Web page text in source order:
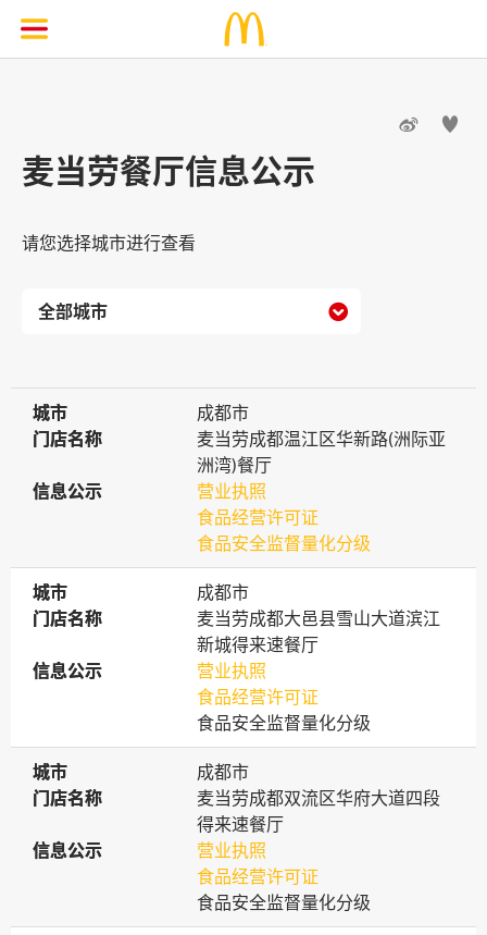
 
麦当劳餐厅信息公示
请您选择城市进行查看

城市
城市
成都市
门店名称
门店名称
麦当劳成都温江区华新路(洲际亚
洲湾)餐厅
信息公示
信息公示
营业执照
食品经营许可证
食品安全监督量化分级
城市
城市
成都市
门店名称
门店名称
麦当劳成都大邑县雪山大道滨江
新城得来速餐厅
信息公示
信息公示
营业执照
食品经营许可证
食品安全监督量化分级
城市
城市
成都市
门店名称
门店名称
麦当劳成都双流区华府大道四段
得来速餐厅
信息公示
信息公示
营业执照
食品经营许可证
食品安全监督量化分级